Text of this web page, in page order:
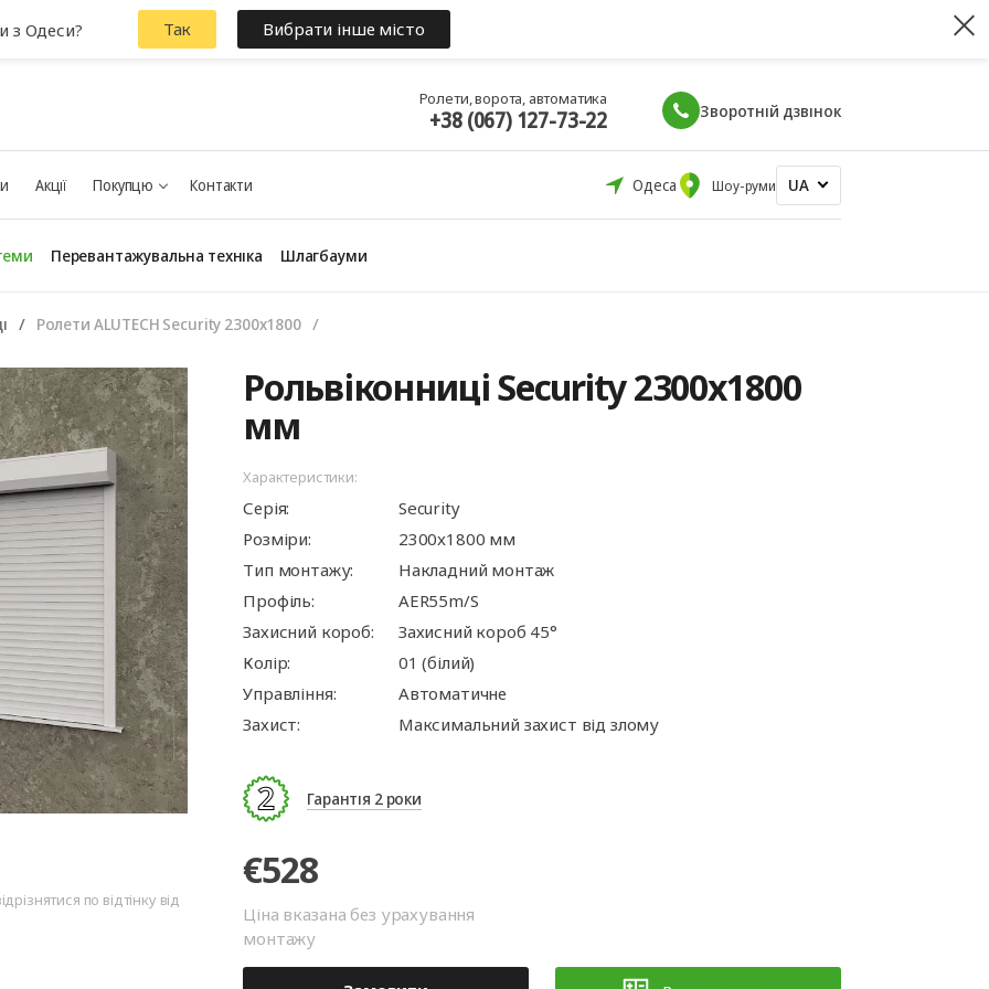
Ролети, ворота, автоматика
+38 (067) 127-73-22 Зворотній дзвінок
Акції Покупцю Контакти Одеса Шоу-руми UA
Панорамні ворота
Автоматика для
гаражних воріт
Автоматика для
промислових воріт
Ролетні решітки
Перевантажувальна техніка
Перевантажувальні
майданчики
Перевантажувальні
тамбури
Шлагбауми
Ролети ALUTECH Security 2300x1800
по відтінку від
Рольвіконниці Security 2300x1800
мм
Характеристики:
Серія:
Security
Розміри:
2300x1800 мм
Тип монтажу:
Накладний монтаж
Профіль:
AER55m/S
Захисний короб:
Захисний короб 45°
Колір:
01 (білий)
Управління:
Автоматичне
Захист:
Максимальний захист від злому
Гарантія 2 роки
€528
Ціна вказана без урахування
монтажу
з Одеси? Так Вибрати інше місто